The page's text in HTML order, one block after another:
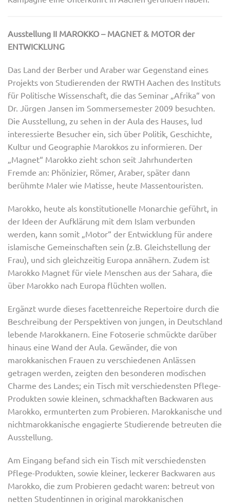
Ausstellung II MAROKKO – MAGNET & MOTOR der
ENTWICKLUNG
Das Land der Berber und Araber war Gegenstand eines
Projekts von Studierenden der RWTH Aachen des Instituts
für Politische Wissenschaft, die das Seminar „Afrika“ von
Dr. Jürgen Jansen im Sommersemester 2009 besuchten.
Die Ausstellung, zu sehen in der Aula des Hauses, lud
interessierte Besucher ein, sich über Politik, Geschichte,
Kultur und Geographie Marokkos zu informieren. Der
„Magnet“ Marokko zieht schon seit Jahrhunderten
Fremde an: Phönizier, Römer, Araber, später dann
berühmte Maler wie Matisse, heute Massentouristen.
Marokko, heute als konstitutionelle Monarchie geführt, in
der Ideen der Aufklärung mit dem Islam verbunden
werden, kann somit „Motor“ der Entwicklung für andere
islamische Gemeinschaften sein (z.B. Gleichstellung der
Frau), und sich gleichzeitig Europa annähern. Zudem ist
Marokko Magnet für viele Menschen aus der Sahara, die
über Marokko nach Europa flüchten wollen.
Ergänzt wurde dieses facettenreiche Repertoire durch die
Beschreibung der Perspektiven von jungen, in Deutschland
lebende Marokkanern. Eine Fotoserie schmückte darüber
hinaus eine Wand der Aula. Gewänder, die von
marokkanischen Frauen zu verschiedenen Anlässen
getragen werden, zeigten den besonderen modischen
Charme des Landes; ein Tisch mit verschiedensten Pflege-
Produkten sowie kleinen, schmackhaften Backwaren aus
Marokko, ermunterten zum Probieren. Marokkanische und
nichtmarokkanische engagierte Studierende betreuten die
Ausstellung.
Am Eingang befand sich ein Tisch mit verschiedensten
Pflege-Produkten, sowie kleiner, leckerer Backwaren aus
Marokko, die zum Probieren gedacht waren: betreut von
netten Studentinnen in original marokkanischen